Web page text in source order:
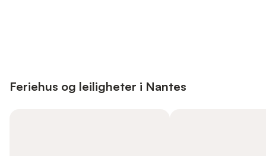
Feriehus og leiligheter i Nantes